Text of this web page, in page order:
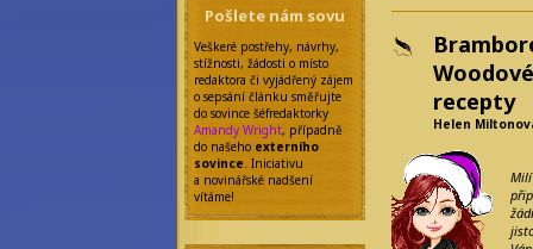
Pošlete nám sovu
Veškeré postřehy, návrhy,
stížnosti, žádosti o místo
redaktora či vyjádřený zájem
o sepsání článku směřujte
do sovince šéfredaktorky
Amandy Wright, případně
do našeho externího
sovince. Iniciativu
a novinářské nadšení
vítáme!
recepty
Helen